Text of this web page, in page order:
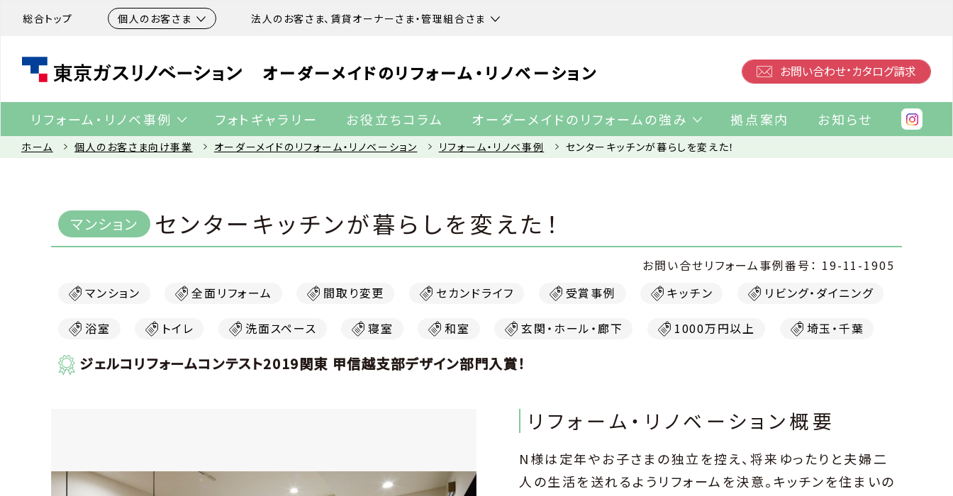
総合トップ 個人のお客さま 法人のお客さま、賃貸オーナーさま・管理組合さま
オーダーメイドのリフォーム・リノベーション お問い合わせ・カタログ請求
リフォーム・リノベ事例 フォトギャラリー お役立ちコラム オーダーメイドのリフォームの強み 拠点案内 お知らせ
ホーム 個人のお客さま向け事業 オーダーメイドのリフォーム・リノベーション リフォーム・リノベ事例 センターキッチンが暮らしを変えた！
センターキッチンが暮らしを変えた！
19-11-1905
マンション
全面リフォーム 間取り変更 セカンドライフ 受賞事例 キッチン リビング・ダイニング
浴室 トイレ 洗面スペース 寝室 和室 玄関・ホール・廊下 1000万円以上 埼玉・千葉
ジェルコリフォームコンテスト2019関東 甲信越支部デザイン部門入賞！
リフォーム・リノベーション概要
N様は定年やお子さまの独立を控え、将来ゆったりと夫婦二
人の生活を送れるようリフォームを決意。キッチンを住まいの